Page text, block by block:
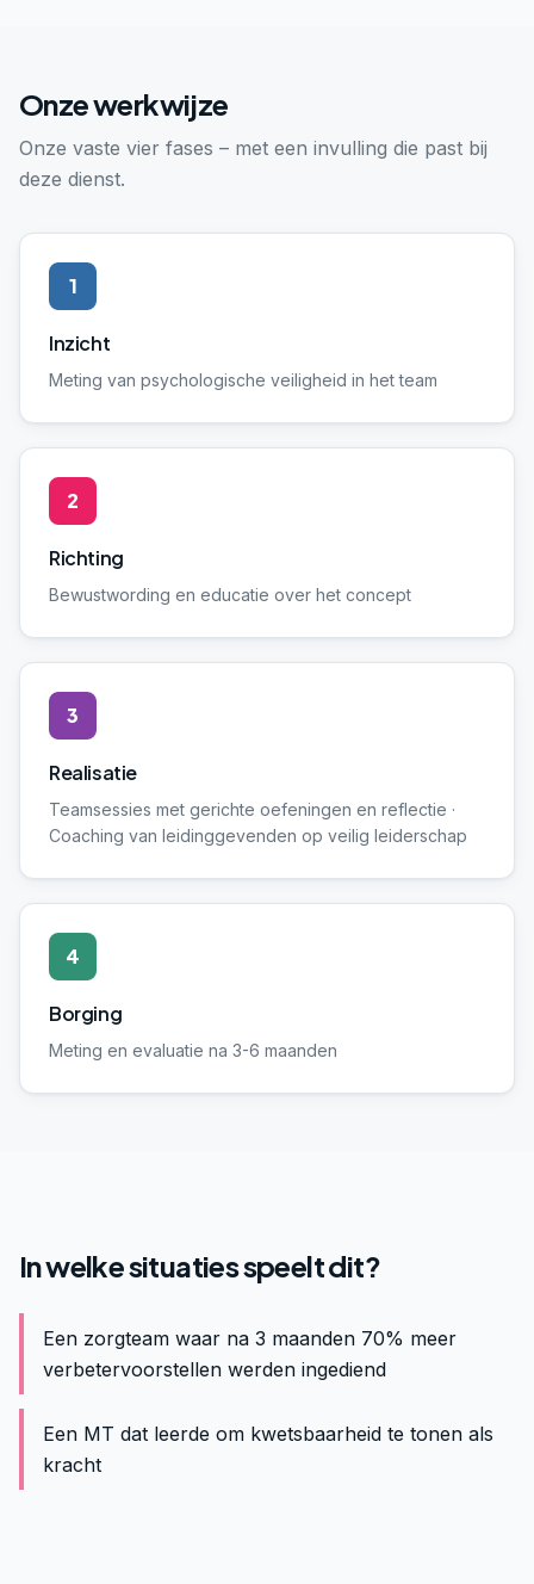
Onze werkwijze
Onze vaste vier fases – met een invulling die past bij
deze dienst.
1
Inzicht
Meting van psychologische veiligheid in het team
2
Richting
Bewustwording en educatie over het concept
3
Realisatie
Teamsessies met gerichte oefeningen en reflectie ·
Coaching van leidinggevenden op veilig leiderschap
4
Borging
Meting en evaluatie na 3-6 maanden
In welke situaties speelt dit?
Een zorgteam waar na 3 maanden 70% meer
verbetervoorstellen werden ingediend
Een MT dat leerde om kwetsbaarheid te tonen als
kracht